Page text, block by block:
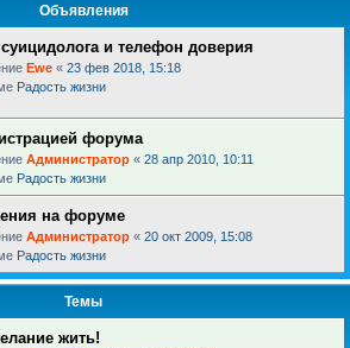
Объявления
и телефон доверия
Ewe « 23 фев 2018, 15:18
Радость жизни
форума
Администратор « 28 апр 2010, 10:11
Радость жизни
на форуме
Администратор « 20 окт 2009, 15:08
Радость жизни
Темы
жить!